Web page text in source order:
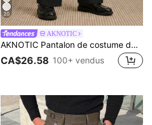
20
AKNOTIC
AKNOTIC Pantalon de costume décontracté pour hommes en tissu tissé, taille mi-haute, jambe droite, convient pour le port quotidien, printemps/été, vacances, fête, mariage, cadeau de remise des diplômes, cadeaux pour la fête des pères
CA$26.58 100+ vendus